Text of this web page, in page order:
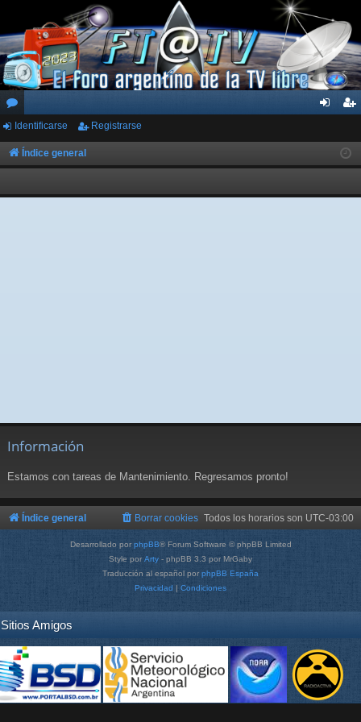
or
os
ar
ist
rs
Identificarse Registrarse
Índice general
Información
Estamos con tareas de Mantenimiento. Regresamos pronto!
Índice general Todos los horarios son UTC-03:00
Borrar cookies
Desarrollado por phpBB® Forum Software © phpBB Limited
Style por Arty - phpBB 3.3 por MrGaby
Traducción al español por phpBB España
Privacidad | Condiciones
Sitios Amigos